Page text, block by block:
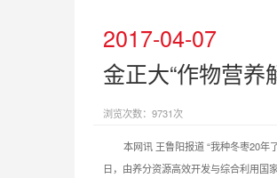
2017-04-07
金正大“作物营养
浏览次数：9731次
本网讯 王鲁阳报道 “我种冬枣20年
日，由养分资源高效开发与综合利用国